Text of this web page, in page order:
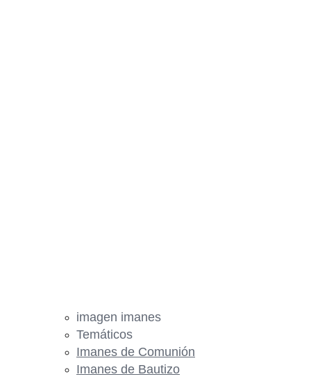
imagen imanes
Temáticos
Imanes de Comunión
Imanes de Bautizo